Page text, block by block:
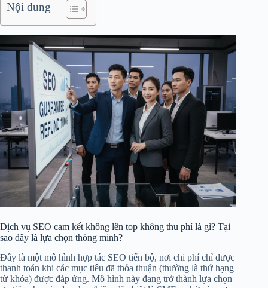
Nội dung
Dịch vụ SEO cam kết không lên top không thu phí là gì? Tại
sao đây là lựa chọn thông minh?
Đây là một mô hình hợp tác SEO tiến bộ, nơi chi phí chỉ được
thanh toán khi các mục tiêu đã thỏa thuận (thường là thứ hạng
từ khóa) được đáp ứng. Mô hình này đang trở thành lựa chọn